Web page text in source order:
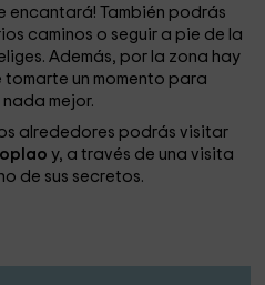
encantará! También podrás
caminos o seguir a pie de la
Además, por la zona hay
tomarte un momento para
mejor.
alrededores podrás visitar
y, a través de una visita
de sus secretos.